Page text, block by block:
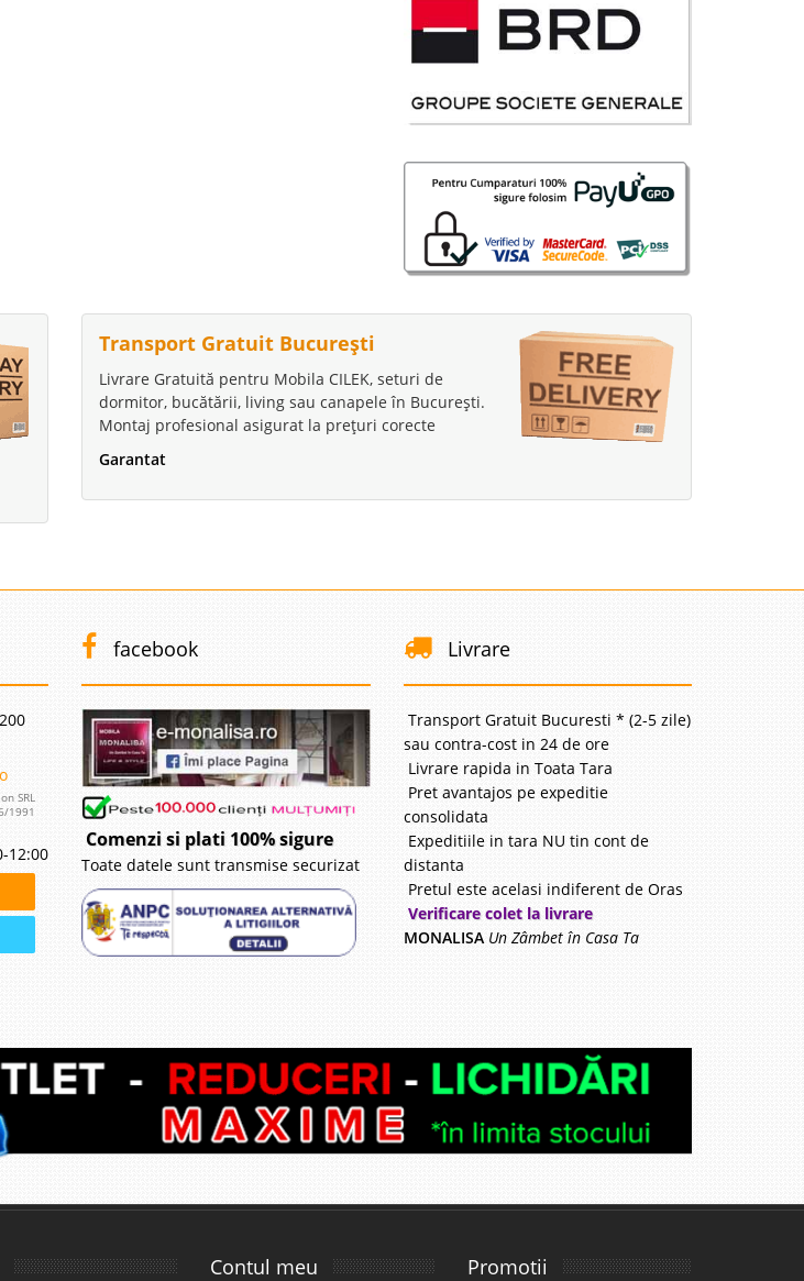
Transport Gratuit București
Livrare Gratuită pentru Mobila CILEK, seturi de
dormitor, bucătării, living sau canapele în București.
Montaj profesional asigurat la prețuri corecte
Garantat
SRL
1991
12:00
facebook
Comenzi si plati 100% sigure
Toate datele sunt transmise securizat
Livrare
Transport Gratuit Bucuresti * (2-5 zile)
sau contra-cost in 24 de ore
Livrare rapida in Toata Tara
Pret avantajos pe expeditie
consolidata
Expeditiile in tara NU tin cont de
distanta
Pretul este acelasi indiferent de Oras
Verificare colet la livrare
MONALISA Un Zâmbet în Casa Ta
Contul meu Promotii